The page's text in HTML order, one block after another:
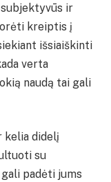
subjektyvūs ir
kreiptis į
išsiaiškinti
verta
naudą tai gali
kelia didelį
su
padėti jums